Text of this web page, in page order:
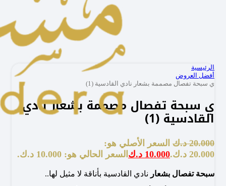
الرئيسية
أفضل العروض
ي سبحة تفصال مصممة بشعار نادي القادسية (1)
ي سبحة تفصال مصممة بشعار نادي
القادسية (1)
20.000 د.ك السعر الأصلي هو:
20.000 د.ك.
10.000 د.ك السعر الحالي هو: 10.000 د.ك.
سبحة تفصال بشعار نادي القادسية بأناقة لا مثيل لها..